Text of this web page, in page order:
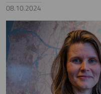
08.10.2024
Image